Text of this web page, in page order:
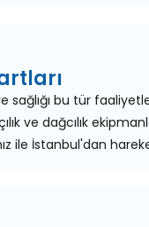
sağlığı bu tür
ve dağcılık
ile İstanbul'dan